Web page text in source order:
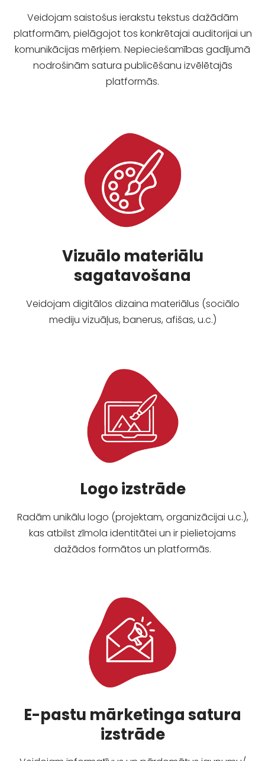
Veidojam saistošus ierakstu tekstus dažādām
platformām, pielāgojot tos konkrētajai auditorijai un
komunikācijas mērķiem. Nepieciešamības gadījumā
nodrošinām satura publicēšanu izvēlētajās
platformās.
Vizuālo materiālu
sagatavošana
Veidojam digitālos dizaina materiālus (sociālo
mediju vizuāļus, banerus, afišas, u.c.)
Logo izstrāde
Radām unikālu logo (projektam, organizācijai u.c.),
kas atbilst zīmola identitātei un ir pielietojams
dažādos formātos un platformās.
E-pastu mārketinga satura
izstrāde